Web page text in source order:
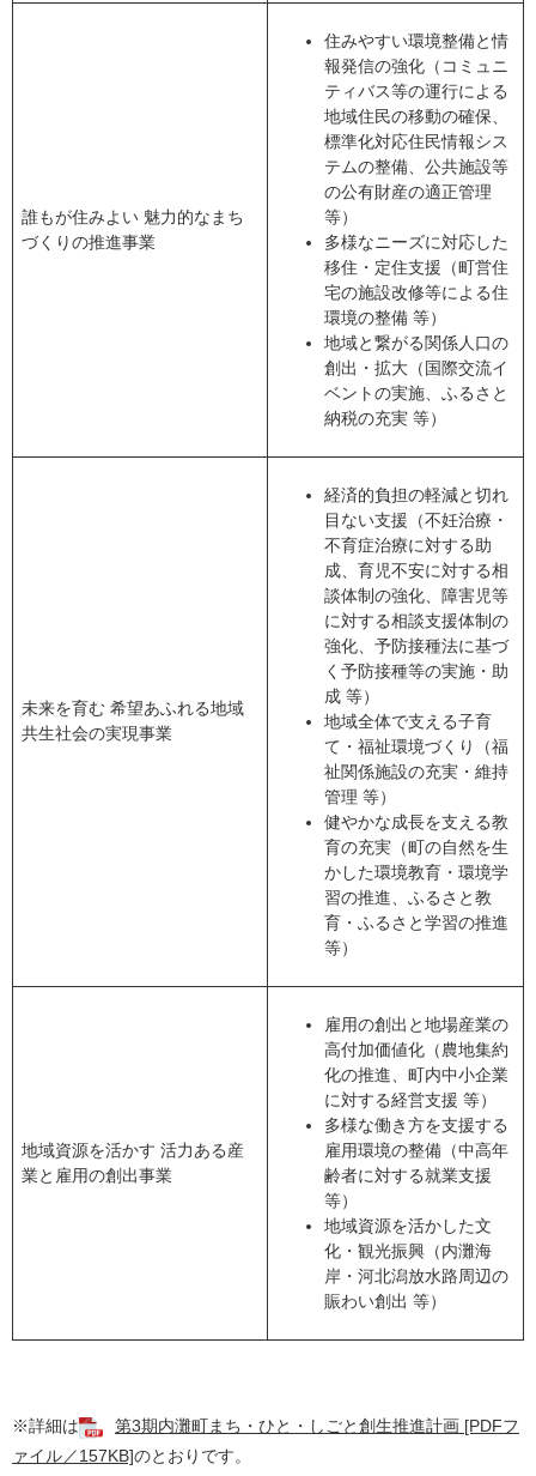
誰もが住みよい 魅力的なまち
づくりの推進事業
住みやすい環境整備と情
報発信の強化（コミュニ
ティバス等の運行による
地域住民の移動の確保、
標準化対応住民情報シス
テムの整備、公共施設等
の公有財産の適正管理
等）
多様なニーズに対応した
移住・定住支援（町営住
宅の施設改修等による住
環境の整備 等）
地域と繋がる関係人口の
創出・拡大（国際交流イ
ベントの実施、ふるさと
納税の充実 等）
未来を育む 希望あふれる地域
共生社会の実現事業
経済的負担の軽減と切れ
目ない支援（不妊治療・
不育症治療に対する助
成、育児不安に対する相
談体制の強化、障害児等
に対する相談支援体制の
強化、予防接種法に基づ
く予防接種等の実施・助
成 等）
地域全体で支える子育
て・福祉環境づくり（福
祉関係施設の充実・維持
管理 等）
健やかな成長を支える教
育の充実（町の自然を生
かした環境教育・環境学
習の推進、ふるさと教
育・ふるさと学習の推進
等）
地域資源を活かす 活力ある産
業と雇用の創出事業
雇用の創出と地場産業の
高付加価値化（農地集約
化の推進、町内中小企業
に対する経営支援 等）
多様な働き方を支援する
雇用環境の整備（中高年
齢者に対する就業支援
等）
地域資源を活かした文
化・観光振興（内灘海
岸・河北潟放水路周辺の
賑わい創出 等）
※詳細は
第3期内灘町まち・ひと・しごと創生推進計画 [PDFフ
ァイル／157KB]のとおりです。